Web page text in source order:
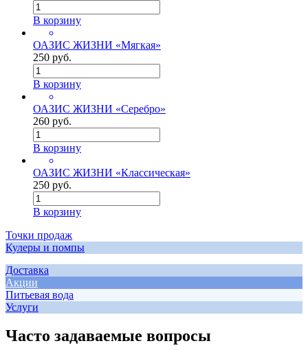
В корзину
ОАЗИС ЖИЗНИ «Мягкая»
250 руб.
В корзину
ОАЗИС ЖИЗНИ «Серебро»
260 руб.
В корзину
ОАЗИС ЖИЗНИ «Классическая»
250 руб.
В корзину
Точки продаж
Кулеры и помпы
Доставка
Акции
Питьевая вода
Услуги
Часто задаваемые вопросы